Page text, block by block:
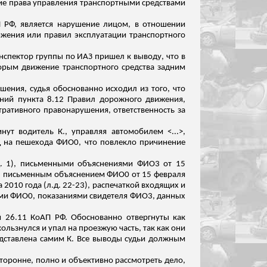
права управления транспортными средствами
РФ, является нарушение лицом, в отношении
или правил эксплуатации транспортного
группы по ИАЗ пришел к выводу, что в
движение транспортного средства задним
судья обоснованно исходил из того, что
пункта 8.12 Правил дорожного движения,
правонарушения, ответственность за
водитель К., управляя автомобилем <...>,
на пешехода ФИО0, что повлекло причинение
. 1), письменными объяснениями ФИО3 от 15
письменным объяснением ФИО0 от 15 февраля
2010 года (л.д. 22-23), распечаткой входящих и
ФИО0, показаниями свидетеля ФИО3, данных
26.11 КоАП РФ. Обоснованно отвергнуты как
и упал на проезжую часть, так как они
самим К. Все выводы судьи должным
полно и объективно рассмотреть дело,